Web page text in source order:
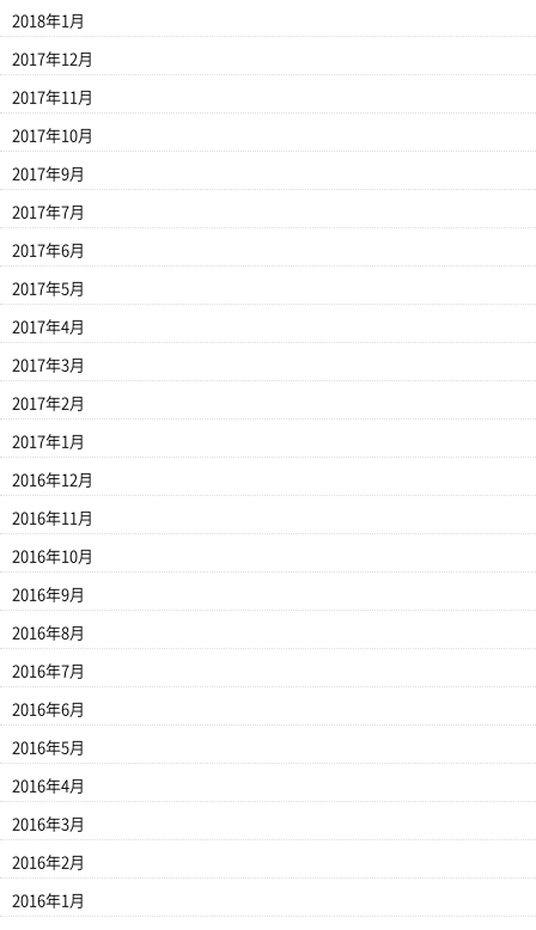
2018年1月
2017年12月
2017年11月
2017年10月
2017年9月
2017年7月
2017年6月
2017年5月
2017年4月
2017年3月
2017年2月
2017年1月
2016年12月
2016年11月
2016年10月
2016年9月
2016年8月
2016年7月
2016年6月
2016年5月
2016年4月
2016年3月
2016年2月
2016年1月